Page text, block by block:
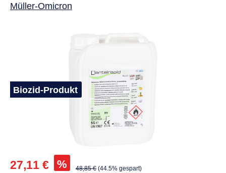
Müller-Omicron
Biozid-Produkt
Abbildungen können vom Original abweichen.
Verkaufspreis:
27,11 € % Regulärer Preis:
48,85 € (44.5% gespart)